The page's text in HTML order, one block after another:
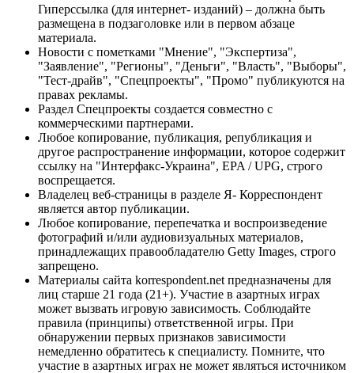
Гиперссылка (для интернет- изданий) – должна быть
размещена в подзаголовке или в первом абзаце
материала.
Новости с пометками "Мнение", "Экспертиза",
"Заявление", "Регионы", "Деньги", "Власть", "Выборы",
"Тест-драйв", "Спецпроекты", "Промо" публикуются на
правах рекламы.
Раздел Спецпроекты создается совместно с
коммерческими партнерами.
Любое копирование, публикация, републикация и
другое распространение информации, которое содержит
ссылку на "Интерфакс-Украина", EPA / UPG, строго
воспрещается.
Владелец веб-страницы в разделе Я- Корреспондент
является автор публикации.
Любое копирование, перепечатка и воспроизведение
фотографий и/или аудиовизуальных материалов,
принадлежащих правообладателю Getty Images, строго
запрещено.
Материалы сайта korrespondent.net предназначены для
лиц старше 21 года (21+). Участие в азартных играх
может вызвать игровую зависимость. Соблюдайте
правила (принципы) ответственной игры. При
обнаружении первых признаков зависимости
немедленно обратитесь к специалисту. Помните, что
участие в азартных играх не может являться источником